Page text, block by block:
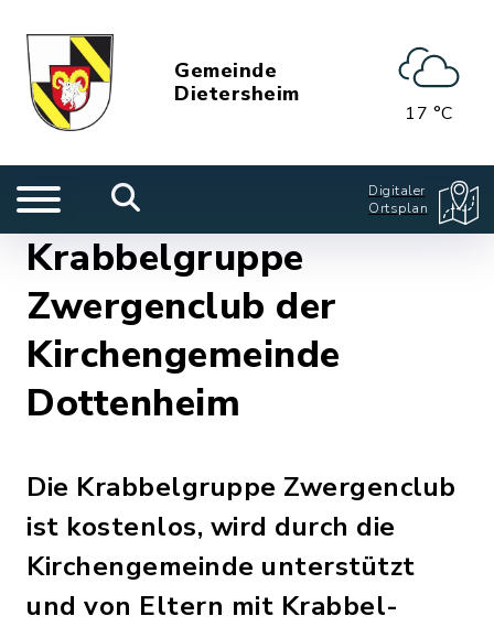
Gemeinde
Dietersheim
17 °C
Digitaler
Ortsplan
Krabbelgruppe
Zwergenclub der
Kirchengemeinde
Dottenheim
Die Krabbelgruppe Zwergenclub
ist kostenlos, wird durch die
Kirchengemeinde unterstützt
und von Eltern mit Krabbel-